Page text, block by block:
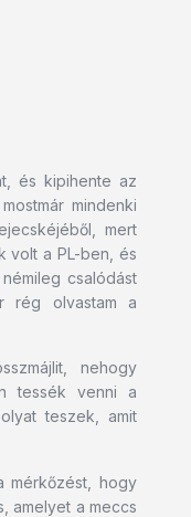
és kipihente az
mindenki
mert
volt a PL-ben, és
csalódást
rég olvastam a
nehogy
tessék venni a
teszek, amit
mérkőzést, hogy
amelyet a meccs